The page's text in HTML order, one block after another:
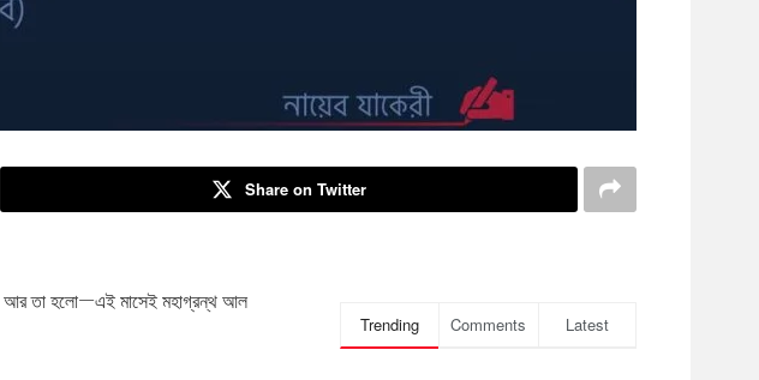
Share on Twitter
আর তা হলো—এই মাসেই মহাগ্রন্থ আল
Trending Comments Latest